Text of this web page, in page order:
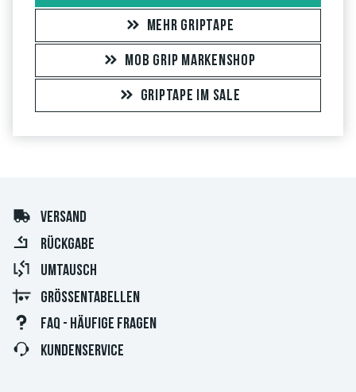
MEHR GRIPTAPE
MOB GRIP MARKENSHOP
GRIPTAPE IM SALE
VERSAND
RÜCKGABE
UMTAUSCH
GRÖSSENTABELLEN
FAQ - HÄUFIGE FRAGEN
KUNDENSERVICE